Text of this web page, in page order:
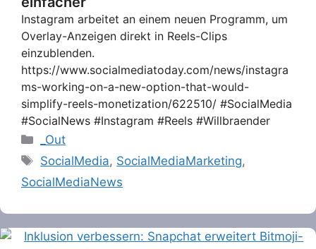
Instagram arbeitet an einem neuen Programm, um
Overlay-Anzeigen direkt in Reels-Clips
einzublenden.
https://www.socialmediatoday.com/news/instagra
ms-working-on-a-new-option-that-would-
simplify-reels-monetization/622510/ #SocialMedia
#SocialNews #Instagram #Reels #Willbraender
Categories
_Out
Tags
SocialMedia, SocialMediaMarketing,
SocialMediaNews